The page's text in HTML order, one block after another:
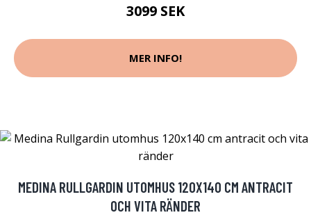
3099 SEK
MER INFO!
MEDINA RULLGARDIN UTOMHUS 120X140 CM ANTRACIT
OCH VITA RÄNDER